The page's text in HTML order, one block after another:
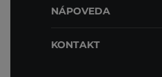
NÁPOVEDA
KONTAKT